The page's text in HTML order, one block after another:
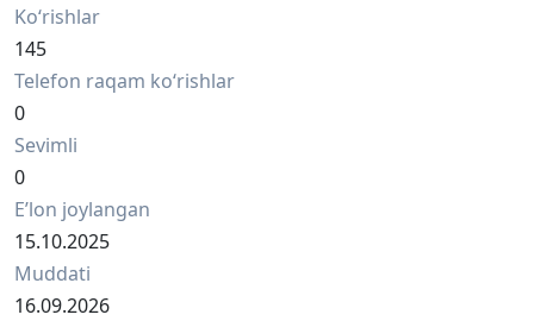
Ko‘rishlar
145
Telefon raqam ko‘rishlar
0
Sevimli
0
Eʼlon joylangan
15.10.2025
Muddati
16.09.2026